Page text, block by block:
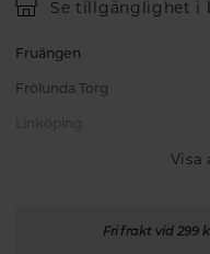
Se tillgänglighet i
Fruängen
Frölunda Torg
Visa
Fri frakt vid 299